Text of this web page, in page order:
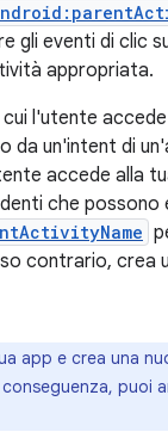
gli eventi di clic
appropriata.
l'utente
un'intent di
accede alla
che
contrario,
app e crea una
puoi